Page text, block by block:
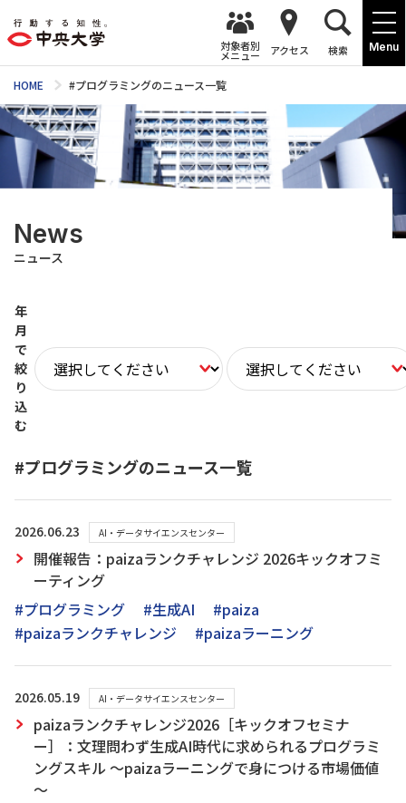
Menu
対象者別
メニュー アクセス 検索
HOME #プログラミングのニュース一覧
News
ニュース
年
月
で
絞
り
込
む
#プログラミングのニュース一覧
2026.06.23 AI・データサイエンスセンター
開催報告：paizaランクチャレンジ 2026キックオフミ
ーティング
#プログラミング
#生成AI
#paiza
#paizaランクチャレンジ
#paizaラーニング
2026.05.19 AI・データサイエンスセンター
paizaランクチャレンジ2026［キックオフセミナ
ー］：文理問わず生成AI時代に求められるプログラミ
ングスキル ～paizaラーニングで身につける市場価値
～